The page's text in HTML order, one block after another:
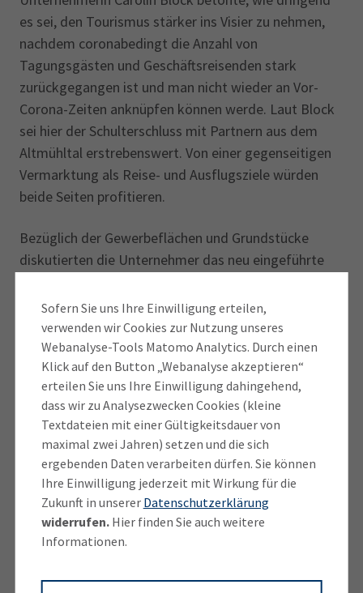
Sofern Sie uns Ihre Einwilligung erteilen,
verwenden wir Cookies zur Nutzung unseres
Webanalyse-Tools Matomo Analytics. Durch einen
Klick auf den Button „Webanalyse akzeptieren“
erteilen Sie uns Ihre Einwilligung dahingehend,
dass wir zu Analysezwecken Cookies (kleine
Textdateien mit einer Gültigkeitsdauer von
maximal zwei Jahren) setzen und die sich
ergebenden Daten verarbeiten dürfen. Sie können
Ihre Einwilligung jederzeit mit Wirkung für die
Zukunft in unserer Datenschutzerklärung
widerrufen.Hier finden Sie auch weitere
Informationen.
es sei, den Tourismus stärker ins Visier zu nehmen,
nachdem corona­bedingt die Anzahl von
Tagungsgästen und Geschäftsreisenden stark
zurück­gegangen ist und man nicht wieder an Vor-
Corona-Zeiten anknüpfen können werde. Laut Block
sei hier der Schulterschluss mit Partnern aus dem
Altmühltal erstrebens­wert. Von einer gegenseitigen
Vermarktung als Reise- und Ausflugsziele würden
beide Seiten profitieren.
Bezüglich der Gewerbeflächen und Grundstücke
diskutierten die Unternehmer das neu eingeführte
die Qualität des Nutzungskonzepts für eine
Gewerbeansiedlung in die Vergabeentscheidung
einfließt. Hier bat die Unternehmerschaft darum, die
Vergabekriterien und
-entscheidungen transparent darzustellen. Rosenfeld
unterstrich die Knappheit an Gewerbegrund­stücken
und den damit einhergehenden
Begründungsaufwand für neue Flächen. Das Ziel der
Stadt sei daher, sich vor allem auf brachliegende
Flächen zu fokussieren und ein gezieltes
Leerstandsmanagement betreiben.
den Nägeln brennendes Thema platzierte